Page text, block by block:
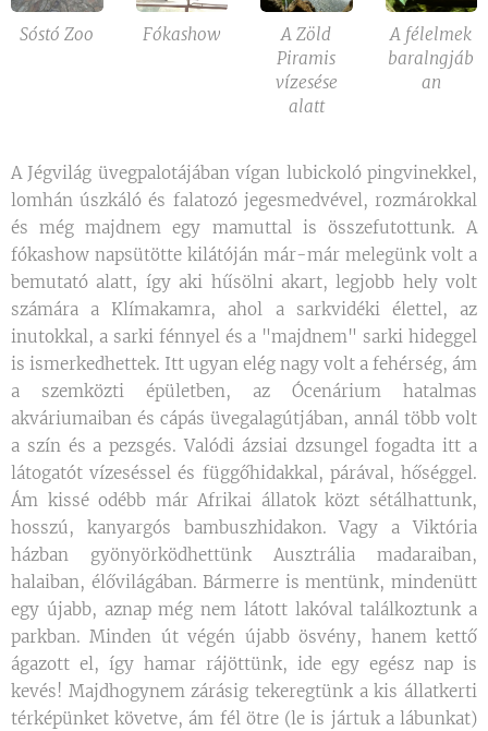
Sóstó Zoo Fókashow
A Zöld
Piramis
vízesése
alatt
A félelmek
baralngjáb
an
A Jégvilág üvegpalotájában vígan lubickoló pingvinekkel,
lomhán úszkáló és falatozó jegesmedvével, rozmárokkal
és még majdnem egy mamuttal is összefutottunk. A
fókashow napsütötte kilátóján már-már melegünk volt a
bemutató alatt, így aki hűsölni akart, legjobb hely volt
számára a Klímakamra, ahol a sarkvidéki élettel, az
inutokkal, a sarki fénnyel és a "majdnem" sarki hideggel
is ismerkedhettek. Itt ugyan elég nagy volt a fehérség, ám
a szemközti épületben, az Ócenárium hatalmas
akváriumaiban és cápás üvegalagútjában, annál több volt
a szín és a pezsgés. Valódi ázsiai dzsungel fogadta itt a
látogatót vízeséssel és függőhidakkal, párával, hőséggel.
Ám kissé odébb már Afrikai állatok közt sétálhattunk,
hosszú, kanyargós bambuszhidakon. Vagy a Viktória
házban gyönyörködhettünk Ausztrália madaraiban,
halaiban, élővilágában. Bármerre is mentünk, mindenütt
egy újabb, aznap még nem látott lakóval találkoztunk a
parkban. Minden út végén újabb ösvény, hanem kettő
ágazott el, így hamar rájöttünk, ide egy egész nap is
kevés! Majdhogynem zárásig tekeregtünk a kis állatkerti
térképünket követve, ám fél ötre (le is jártuk a lábunkat)